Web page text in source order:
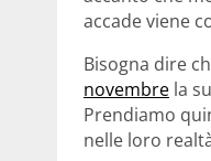
accade viene
Bisogna dire
novembre la
Prendiamo
nelle loro